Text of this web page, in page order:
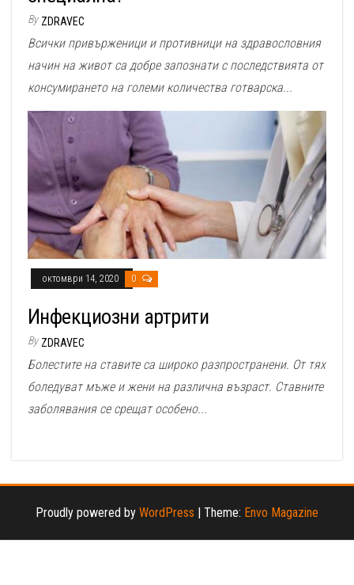
By ZDRAVEC
Всички привърженици и противници на здравословния
начин на живот са добре запознати с последствията от
консумирането на големи количества готварска...
октомври 14, 2020 0
Инфекциозни артрити
By ZDRAVEC
Болестите на ставите са широко разпространени. От тях
боледуват мъже и жени на различна възраст. Ставните
заболявания се срещат особено...
Proudly powered by WordPress Theme: Envo Magazine